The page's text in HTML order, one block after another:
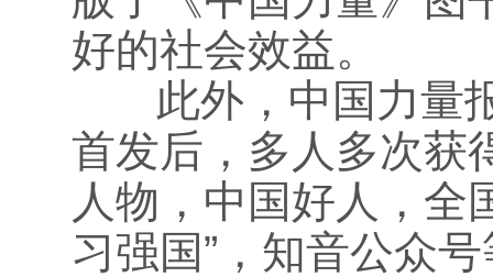
好的社会效益。
此外，中国力量报
首发后，多人多次获
人物，中国好人，全
习强国”，知音公众